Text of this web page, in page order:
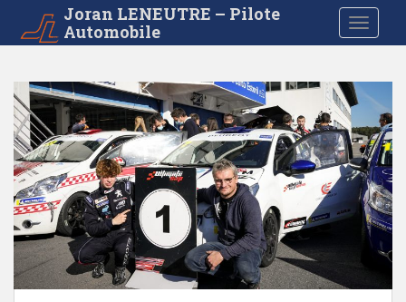
i
Joran LENEUTRE – Pilote
Automobile